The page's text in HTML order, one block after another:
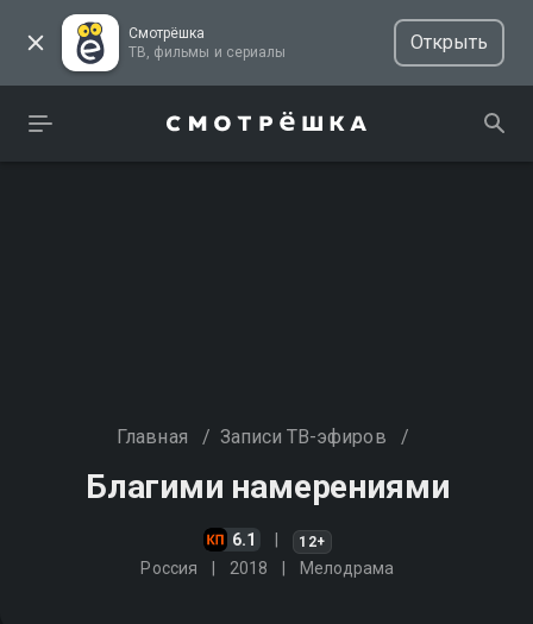
Смотрёшка
ТВ, фильмы и сериалы
Открыть
Главная / Записи ТВ-эфиров /
Благими намерениями
6.1 12+
Россия 2018 Мелодрама